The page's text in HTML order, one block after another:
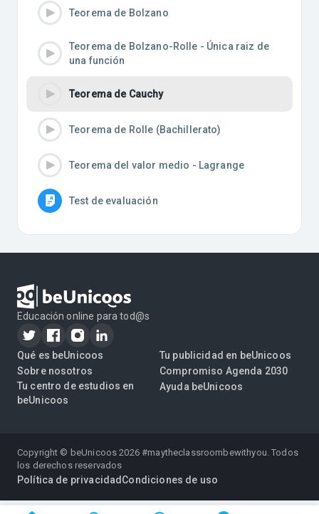
Teorema de Bolzano
Teorema de Bolzano-Rolle - Única raiz de
una función
Teorema de Cauchy
Teorema de Rolle (Bachillerato)
Teorema del valor medio - Lagrange
Test de evaluación
Educación online para tod@s
Qué es beUnicoos
Sobre nosotros
Tu centro de estudios en
beUnicoos
Tu publicidad en beUnicoos
Compromiso Agenda 2030
Ayuda beUnicoos
Copyright © beUnicoos2026#maytheclassroombewithyou. Todos
los derechos reservados
Política de privacidad Condiciones de uso